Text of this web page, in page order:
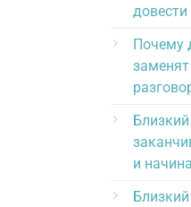
Почему
и